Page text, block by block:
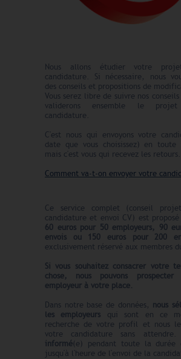
Nous allons étudier votre
candidature. Si nécessaire, nous
des conseils et propositions de
Vous serez libre de suivre nos conseils
validerons ensemble le
candidature.
C'est nous qui envoyons votre
date que vous choisissez) en toute
mais c'est vous qui recevez les retours.
Comment va-t-on envoyer votre
Ce service complet (conseil
candidature et envoi CV) est
60 euros pour 50 employeurs, 90
envois ou 150 euros pour 200
exclusivement réservé aux membres
Si vous souhaitez consacrer votre
chose, nous pouvons
employeur à votre place.
Dans notre base de données, nous
les employeurs qui sont en ce
recherche de votre profil et nous
votre candidature sans attendre.
informé(e) pendant toute la durée
jusqu'à l'heure de l'envoi de la